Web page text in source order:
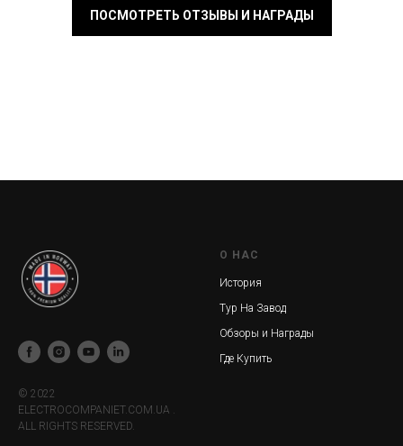
ПОСМОТРЕТЬ ОТЗЫВЫ И НАГРАДЫ
© 2022
ELECTROCOMPANIET.COM.UA .
ALL RIGHTS RESERVED.
О НАС
История
Тур На Завод
Обзоры и Награды
Где Купить